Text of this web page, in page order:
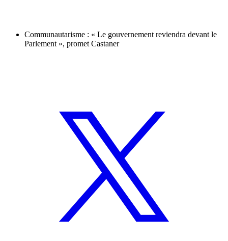
Communautarisme : « Le gouvernement reviendra devant le
Parlement », promet Castaner